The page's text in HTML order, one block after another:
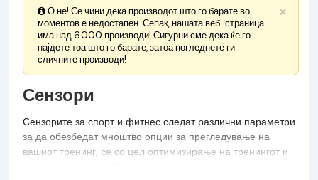
О не! Се чини дека производот што го барате во
моментов е недостапен. Сепак, нашата веб-страница
има над 6.000 производи! Сигурни сме дека ќе го
најдете тоа што го барате, затоа погледнете ги
сличните производи!
×
Сензори
Сензорите за спорт и фитнес следат различни параметри
за да обезбедат мноштво опции за прегледување на
вашиот тренинг, се со цел оптимизирање на тренингот и